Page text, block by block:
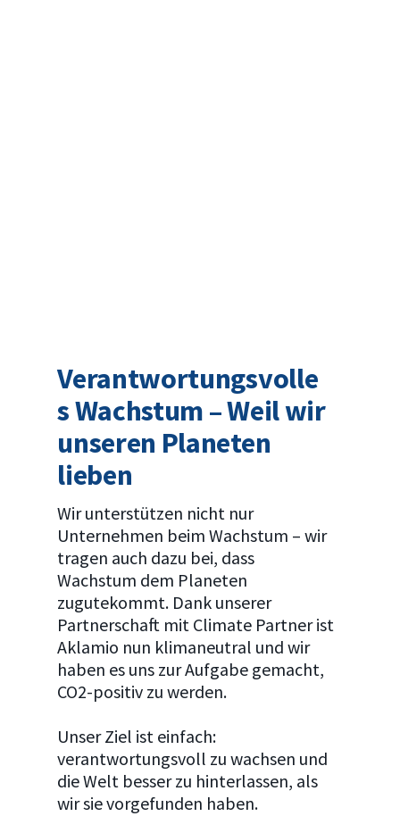
Verantwortungsvolle
s Wachstum – Weil wir
unseren Planeten
lieben
Wir unterstützen nicht nur
Unternehmen beim Wachstum – wir
tragen auch dazu bei, dass
Wachstum dem Planeten
zugutekommt. Dank unserer
Partnerschaft mit Climate Partner ist
Aklamio nun klimaneutral und wir
haben es uns zur Aufgabe gemacht,
CO2-positiv zu werden.
Unser Ziel ist einfach:
verantwortungsvoll zu wachsen und
die Welt besser zu hinterlassen, als
wir sie vorgefunden haben.